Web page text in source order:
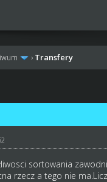
› Transfery
sortowania
rzecz a tego nie